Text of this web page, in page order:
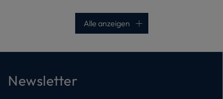
Alle anzeigen
Newsletter